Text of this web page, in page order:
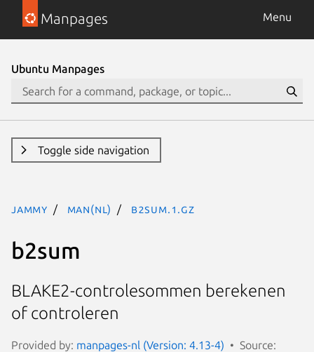
Manpages Menu
Ubuntu Manpages
Toggle side navigation
jammy man(nl) b2sum.1.gz
b2sum
BLAKE2-controlesommen berekenen
of controleren
Provided by: manpages-nl (Version: 4.13-4)
Source: